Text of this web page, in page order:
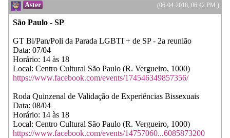
(06-04-2018, 06:42 PM )
Aster
São Paulo - SP
GT Bi/Pan/Poli da Parada LGBTI + de SP - 2a reunião
Data: 07/04
Horário: 14 às 18
Local: Centro Cultural São Paulo (R. Vergueiro, 1000)
https://www.facebook.com/events/174546349857356/
Roda Quinzenal de Validação de Experiências Bissexuais
Data: 08/04
Horário: 14 às 18
Local: Centro Cultural São Paulo (R. Vergueiro, 1000)
https://www.facebook.com/events/14757060...6085873200